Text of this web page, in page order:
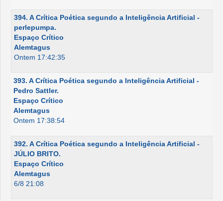
394. A Crítica Poética segundo a Inteligência Artificial -
perlepumpa.
Espaço Crítico
Alemtagus
Ontem 17:42:35
393. A Crítica Poética segundo a Inteligência Artificial -
Pedro Sattler.
Espaço Crítico
Alemtagus
Ontem 17:38:54
392. A Crítica Poética segundo a Inteligência Artificial -
JÚLIO BRITO.
Espaço Crítico
Alemtagus
6/8 21:08